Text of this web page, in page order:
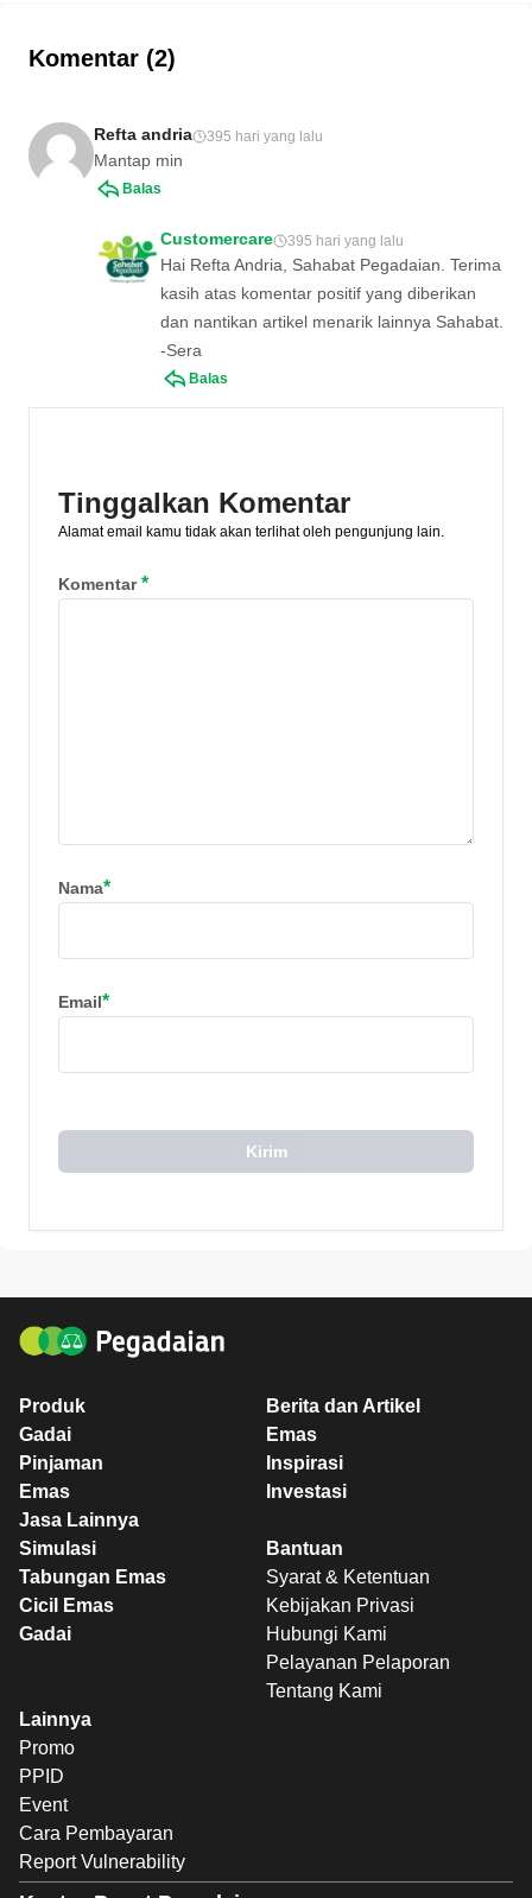
sini.
Komentar (2)
Refta andria 395 hari yang lalu
Mantap min
Balas
Customercare 395 hari yang lalu
Hai Refta Andria, Sahabat Pegadaian. Terima
kasih atas komentar positif yang diberikan
dan nantikan artikel menarik lainnya Sahabat.
-Sera
Balas
Tinggalkan Komentar
Alamat email kamu tidak akan terlihat oleh pengunjung lain.
Komentar*
Nama*
Email*
Kirim
Produk
Gadai
Pinjaman
Emas
Jasa Lainnya
Berita dan Artikel
Emas
Inspirasi
Investasi
Simulasi
Tabungan Emas
Cicil Emas
Gadai
Bantuan
Syarat & Ketentuan
Kebijakan Privasi
Hubungi Kami
Pelayanan Pelaporan
Tentang Kami
Lainnya
Promo
PPID
Event
Cara Pembayaran
Report Vulnerability